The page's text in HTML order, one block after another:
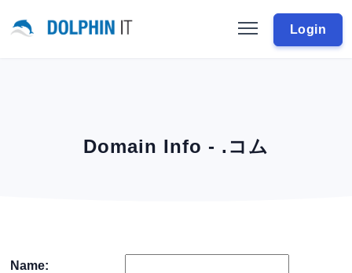
Login
Domain Info - .コム
Name: